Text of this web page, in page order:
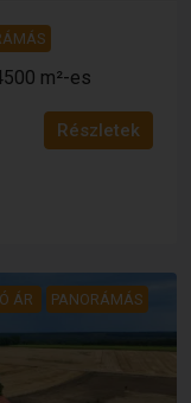
m²-es
Részletek
ÁR PANORÁMÁS